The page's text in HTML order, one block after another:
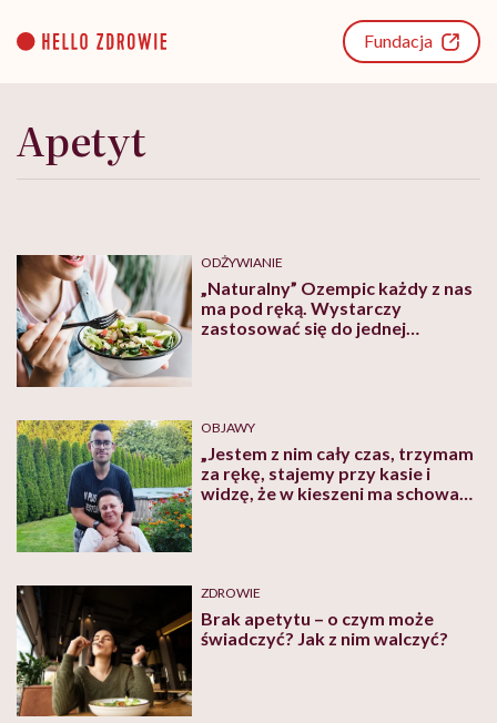
content
Fundacja
Apetyt
ODŻYWIANIE
„Naturalny” Ozempic każdy z nas
ma pod ręką. Wystarczy
zastosować się do jednej
OBJAWY
„Jestem z nim cały czas, trzymam
za rękę, stajemy przy kasie i
widzę, że w kieszeni ma schowane
ZDROWIE
Brak apetytu – o czym może
świadczyć? Jak z nim walczyć?